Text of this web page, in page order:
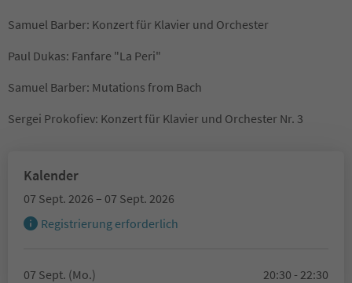
Samuel Barber: Konzert für Klavier und Orchester
Paul Dukas: Fanfare "La Peri"
Samuel Barber: Mutations from Bach
Sergei Prokofiev: Konzert für Klavier und Orchester Nr. 3
Kalender
07 Sept. 2026 – 07 Sept. 2026
Registrierung erforderlich
07 Sept. (Mo.) 20:30 - 22:30